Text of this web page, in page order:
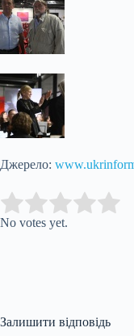
Джерело:
Rate this item:
No votes yet.
Залишити відповідь